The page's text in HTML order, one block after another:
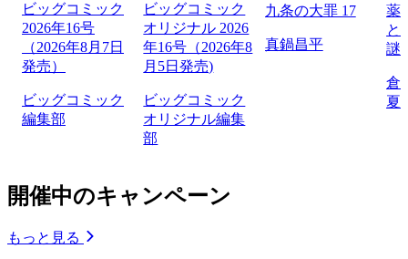
ビッグコミック
2026年16号
（2026年8月7日
発売）
ビッグコミック
編集部
ビッグコミック
オリジナル 2026
年16号（2026年8
月5日発売)
ビッグコミック
オリジナル編集
部
九条の大罪 17
真鍋昌平
薬
と
謎
倉
夏
開催中のキャンペーン
もっと見る